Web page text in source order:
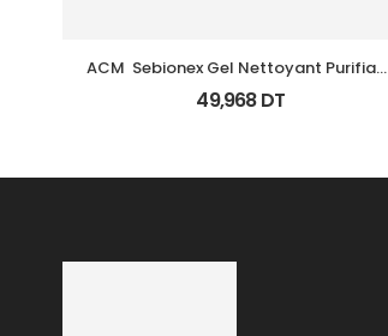
ACM  Sebionex Gel Nettoyant Purifiant
Fl 200Ml
49,968DT